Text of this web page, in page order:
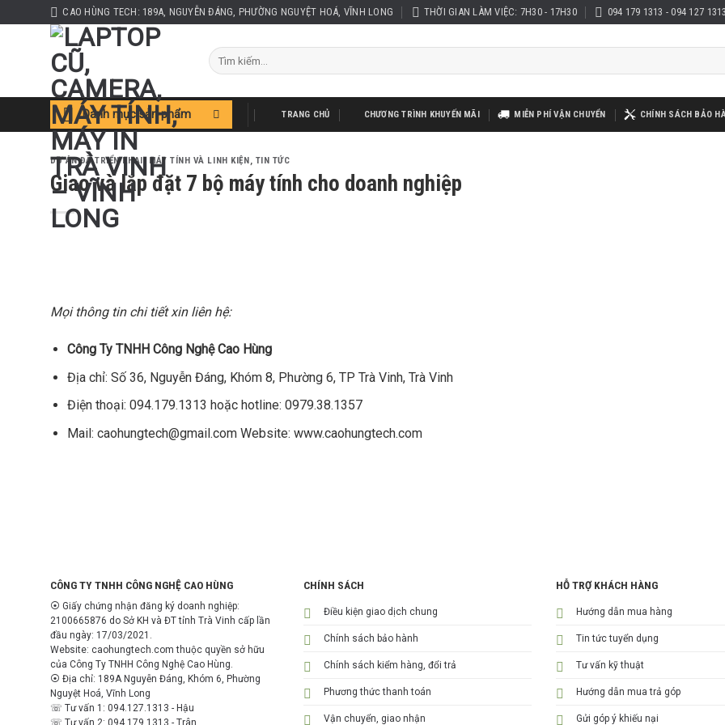
to
CAO HÙNG TECH: 189A, NGUYỄN ĐÁNG, PHƯỜNG NGUYỆT HOÁ, VĨNH LONG THỜI GIAN LÀM VIỆC: 7H30 - 17H30 094 179 1313 - 094 127 1313
Tìm
kiếm:
Danh mục sản phẩm TRANG CHỦ CHƯƠNG TRÌNH KHUYẾN MÃI MIỄN PHÍ VẬN CHUYỂN CHÍNH SÁCH BẢO
DỰ ÁN ĐÃ TRIỂN KHAI, MÁY TÍNH VÀ LINH KIỆN, TIN TỨC
Giao và lắp đặt 7 bộ máy tính cho doanh nghiệp
Mọi thông tin chi tiết xin liên hệ:
Công Ty TNHH Công Nghệ Cao Hùng
Địa chỉ: Số 36, Nguyễn Đáng, Khóm 8, Phường 6, TP Trà Vinh, Trà Vinh
Điện thoại: 094.179.1313 hoặc hotline: 0979.38.1357
Mail: caohungtech@gmail.com Website: www.caohungtech.com
CÔNG TY TNHH CÔNG NGHỆ CAO HÙNG
⦿ Giấy chứng nhận đăng ký doanh nghiệp:
2100665876 do Sở KH và ĐT tỉnh Trà Vinh cấp lần
đầu ngày: 17/03/2021.
Website: caohungtech.com thuộc quyền sở hữu
của Công Ty TNHH Công Nghệ Cao Hùng.
⦿ Địa chỉ: 189A Nguyễn Đáng, Khóm 6, Phường
Nguyệt Hoá, Vĩnh Long
☏ Tư vấn 1: 094.127.1313 - Hậu
☏ Tư vấn 2: 094.179.1313 - Trân
CHÍNH SÁCH
Điều kiện giao dịch chung
Chính sách bảo hành
Chính sách kiểm hàng, đổi trả
Phương thức thanh toán
Vận chuyển, giao nhận
HỖ TRỢ KHÁCH HÀNG
Hướng dẫn mua hàng
Tin tức tuyển dụng
Tư vấn kỹ thuật
Hướng dẫn mua trả góp
Gửi góp ý khiếu nại